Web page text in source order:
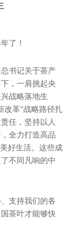
了！
书记关于茶产
，一肩挑起央
战略落地生
改革”战略路径扎
任，坚持以人
全力打造高品
好生活。这些成
不同凡响的中
支持我们的各
茶叶才能够快